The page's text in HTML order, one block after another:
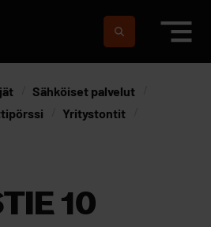
Sähköiset palvelut
Yritystontit
10